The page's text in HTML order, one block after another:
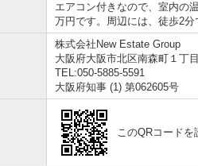
エアコン付きなので、室内の
万円です。周辺には、徒歩2分
株式会社New Estate Group
大阪府大阪市北区南森町１丁
TEL:050-5885-5591
大阪府知事 (1) 第062605号
このQRコード